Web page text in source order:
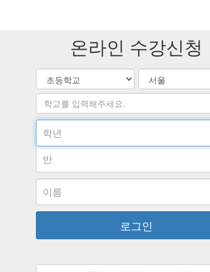
온라인 수강신청
학교를 입력해주세요.
학
년
반
이
름
로그인